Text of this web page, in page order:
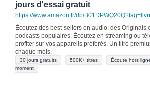
jours d'essai gratuit
https://www.amazon.fr/dp/
Écoutez des best-sellers en audio, des Originals
podcasts populaires. Écoutez en streaming ou
profiter sur vos appareils préférés. Un titre
chaque mois.
30 jours gratuits 500K+ titres Écoute hors ligne
moment